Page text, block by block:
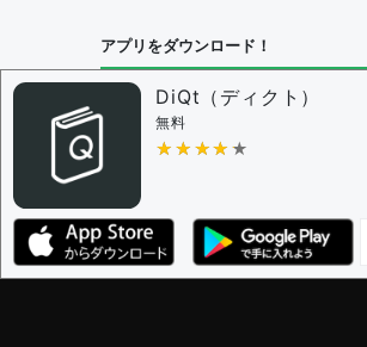
アプリをダウンロード！
DiQt（ディクト）
無料
★★★★★
★★★★★